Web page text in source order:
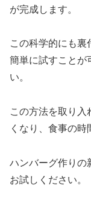
が完成します。
この科学的にも裏
簡単に試すことが
い。
この方法を取り入
くなり、食事の時
ハンバーグ作りの
お試しください。